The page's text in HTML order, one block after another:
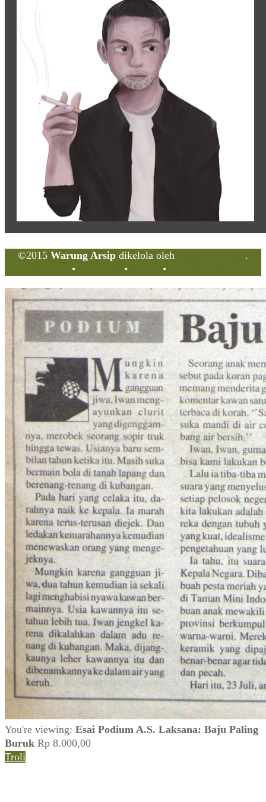
©2015 Warung Arsip dikelola oleh
.
• • •
You're viewing: Esai Podium A.S. Laksana: Baju Paling
Buruk Rp 8.000,00
Troli